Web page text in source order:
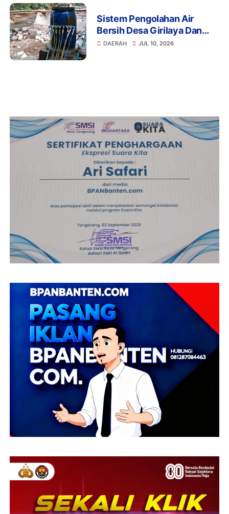
Sistem Pengolahan Air
Bersih Desa Girilaya Dan
Desa Jayapura Cipanas
DAERAH JUL 10, 2026